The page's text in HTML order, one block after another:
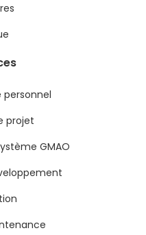
projet
GMAO